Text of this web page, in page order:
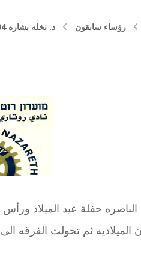
رؤساء سابقون د. نخله بشاره 2004 – 2005
2004 اقام نادي روتاري الناصره
الميلاديه ثم تحولت